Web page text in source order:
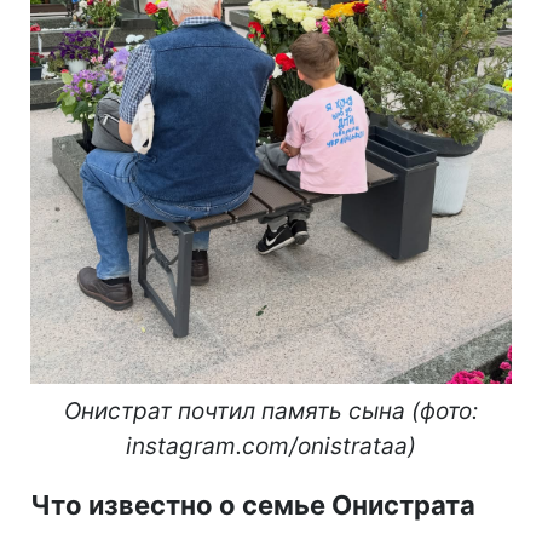
Онистрат почтил память сына (фото:
instagram.com/onistrataa)
Что известно о семье Онистрата